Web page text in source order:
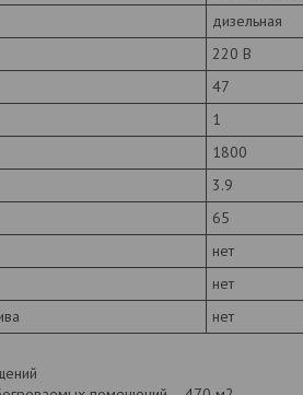
дизельная
220 В
47
1
1800
3.9
65
нет
нет
нет